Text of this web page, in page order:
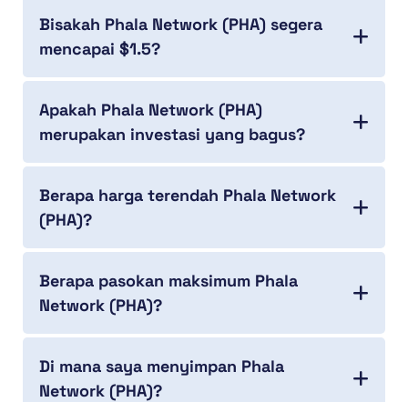
Bisakah Phala Network (PHA) segera
mencapai $1.5?
Apakah Phala Network (PHA)
merupakan investasi yang bagus?
Berapa harga terendah Phala Network
(PHA)?
Berapa pasokan maksimum Phala
Network (PHA)?
Di mana saya menyimpan Phala
Network (PHA)?